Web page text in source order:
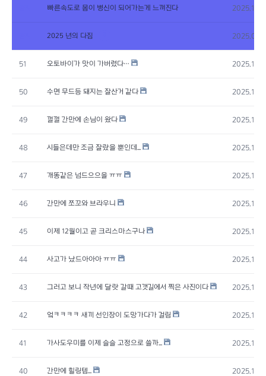
빠른속도로 몸이 병신이 되어가는게 느껴진다
2025 년의 다짐
51 오토바이가 맛이 가버렸다…
50 수면 무드등 돼지는 잘산거 같다
49 껄껄 간만에 손님이 왔다
48 시들은데만 조금 잘랐을 뿐인데...
47 개똥같은 넘드으으을 ㅠㅠ
46 간만에 쪼꼬와 브라우니
45 이제 12월이고 곧 크리스마스구나
44 사고가 났드아아아 ㅠㅠ
43 그러고 보니 작년에 달랏 갈때 고갯길에서 찍은 사진이다
42 엌ㅋㅋㅋㅋ 새끼 선인장이 도망가다가 걸림
41 가사도우미를 이제 슬슬 고정으로 쓸까...
40 간만에 힐링템...